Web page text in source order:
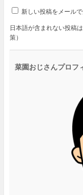
新しい投稿をメール
日本語が含まれない投稿
策）
菜園おじさんプロフ